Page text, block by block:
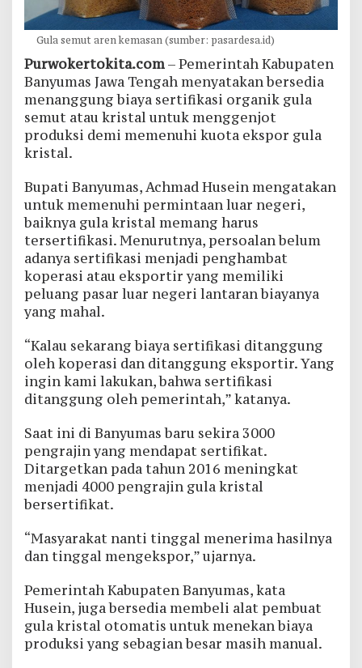
Gula semut aren kemasan (sumber: pasardesa.id)
Purwokertokita.com– Pemerintah Kabupaten
Banyumas Jawa Tengah menyatakan bersedia
menanggung biaya sertifikasi organik gula
semut atau kristal untuk menggenjot
produksi demi memenuhi kuota ekspor gula
kristal.
Bupati Banyumas, Achmad Husein mengatakan
untuk memenuhi permintaan luar negeri,
baiknya gula kristal memang harus
tersertifikasi. Menurutnya, persoalan belum
adanya sertifikasi menjadi penghambat
koperasi atau eksportir yang memiliki
peluang pasar luar negeri lantaran biayanya
yang mahal.
“Kalau sekarang biaya sertifikasi ditanggung
oleh koperasi dan ditanggung eksportir. Yang
ingin kami lakukan, bahwa sertifikasi
ditanggung oleh pemerintah,” katanya.
Saat ini di Banyumas baru sekira 3000
pengrajin yang mendapat sertifikat.
Ditargetkan pada tahun 2016 meningkat
menjadi 4000 pengrajin gula kristal
bersertifikat.
“Masyarakat nanti tinggal menerima hasilnya
dan tinggal mengekspor,” ujarnya.
Pemerintah Kabupaten Banyumas, kata
Husein, juga bersedia membeli alat pembuat
gula kristal otomatis untuk menekan biaya
produksi yang sebagian besar masih manual.